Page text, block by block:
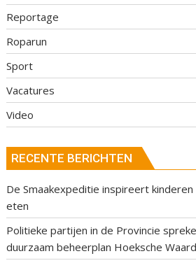
Reportage
Roparun
Sport
Vacatures
Video
RECENTE BERICHTEN
De Smaakexpeditie inspireert
eten
Politieke partijen in de Provincie
duurzaam beheerplan Hoeksche Waard